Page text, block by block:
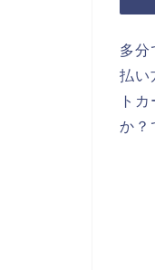
多分
払い
ト
か？